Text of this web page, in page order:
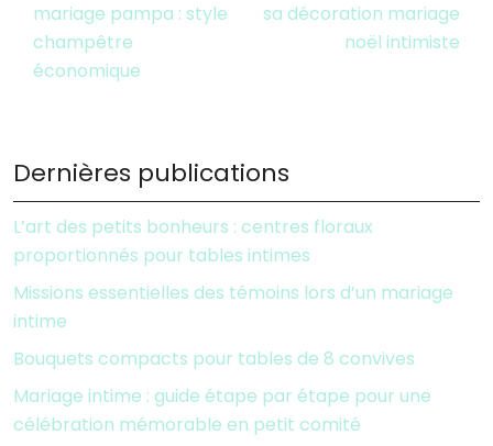
mariage pampa : style
champêtre
économique
sa décoration mariage
noël intimiste
Dernières publications
L’art des petits bonheurs : centres floraux
proportionnés pour tables intimes
Missions essentielles des témoins lors d’un mariage
intime
Bouquets compacts pour tables de 8 convives
Mariage intime : guide étape par étape pour une
célébration mémorable en petit comité